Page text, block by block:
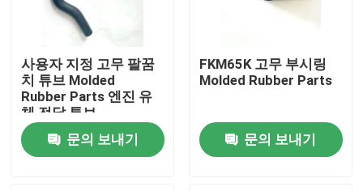
회사 소개
공장 견학
품질 관리
사용자 지정 고무 팔꿈
치 튜브 Molded
Rubber Parts 엔진 유
체 전달 튜브
문의 보내기
FKM65K 고무 부시링
Molded Rubber Parts
문의 보내기